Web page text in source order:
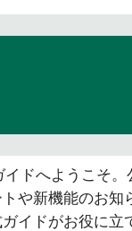
イドへようこそ
や新機能のお
イドがお役に立